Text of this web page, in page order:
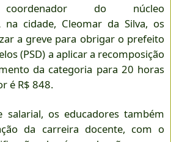
do núcleo
na cidade, Cleomar da Silva, os
a greve para obrigar o prefeito
(PSD) a aplicar a recomposição
da categoria para 20 horas
é R$ 848.
salarial, os educadores também
da carreira docente, com o